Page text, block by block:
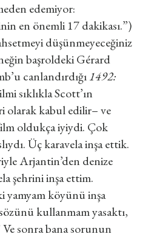
edemiyor:
en önemli 17 dakikası.”)
düşünmeyeceğiniz
başroldeki Gérard
canlandırdığı1492:
sıklıkla Scott’ın
olarak kabul edilir– ve
oldukça iyiydi. Çok
Üç karavela inşa ettik.
Arjantin’den denize
şehrini inşa ettim.
yamyam köyünü inşa
kullanmam yasaktı,
Ve sonra bana sorunun